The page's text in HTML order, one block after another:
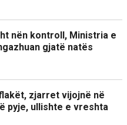
nën kontroll, Ministria e
gjatë natës
zjarret vijojnë në
pyje, ullishte e vreshta